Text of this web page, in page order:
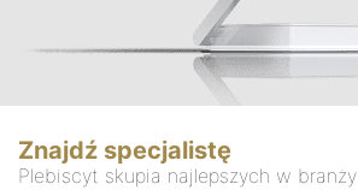
Znajdź specjalistę
Plebiscyt skupia najlepszych w branży